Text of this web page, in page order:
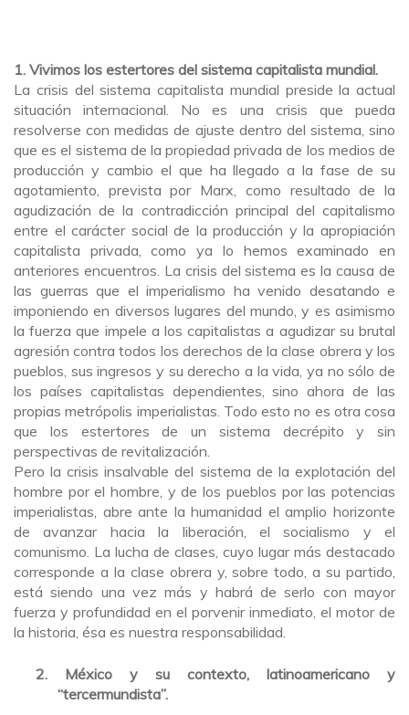
1. Vivimos los estertores del sistema capitalista mundial.
La crisis del sistema capitalista mundial preside la actual
situación internacional. No es una crisis que pueda
resolverse con medidas de ajuste dentro del sistema, sino
que es el sistema de la propiedad privada de los medios de
producción y cambio el que ha llegado a la fase de su
agotamiento, prevista por Marx, como resultado de la
agudización de la contradicción principal del capitalismo
entre el carácter social de la producción y la apropiación
capitalista privada, como ya lo hemos examinado en
anteriores encuentros. La crisis del sistema es la causa de
las guerras que el imperialismo ha venido desatando e
imponiendo en diversos lugares del mundo, y es asimismo
la fuerza que impele a los capitalistas a agudizar su brutal
agresióncontra todos los derechos de la clase obrera y los
pueblos, sus ingresos y su derecho a la vida, ya no sólo de
los países capitalistas dependientes, sino ahora de las
propias metrópolis imperialistas. Todo esto no es otra cosa
que los estertores de un sistema decrépito y sin
perspectivas de revitalización.
Pero la crisis insalvable del sistema de la explotación del
hombre por el hombre, y de los pueblos por las potencias
imperialistas, abre ante la humanidad el amplio horizonte
de avanzar hacia la liberación, el socialismo y el
comunismo. La lucha de clases, cuyo lugar más destacado
corresponde a la clase obrera y, sobre todo, a su partido,
está siendo una vez más y habrá de serlo con mayor
fuerza y profundidad en el porvenir inmediato, el motor de
la historia, ésa es nuestra responsabilidad.
2. México y su contexto, latinoamericano y
“tercermundista”.